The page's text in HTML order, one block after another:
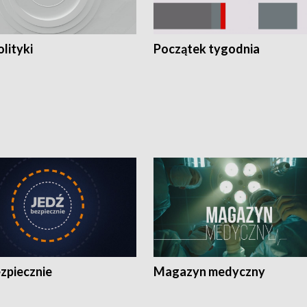
Początek tygodnia
Magazyn medyczny